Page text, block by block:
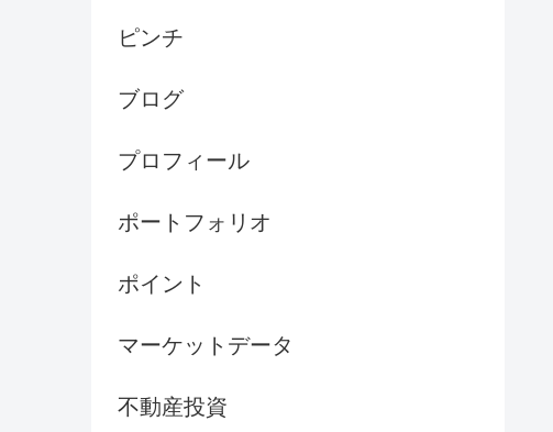
ピンチ
ブログ
プロフィール
ポートフォリオ
ポイント
マーケットデータ
不動産投資